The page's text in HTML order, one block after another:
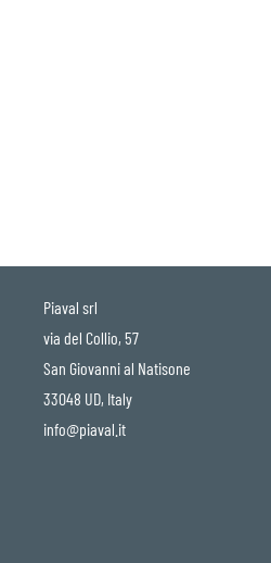
Piaval srl
via del Collio, 57
San Giovanni al Natisone
33048 UD, Italy
info@piaval.it